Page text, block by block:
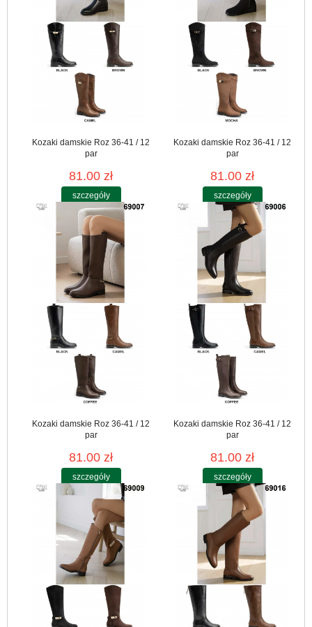
Kozaki damskie Roz 36-41 / 12
par
81.00 zł
szczegóły
Kozaki damskie Roz 36-41 / 12
par
81.00 zł
szczegóły
Kozaki damskie Roz 36-41 / 12
par
81.00 zł
szczegóły
Kozaki damskie Roz 36-41 / 12
par
81.00 zł
szczegóły